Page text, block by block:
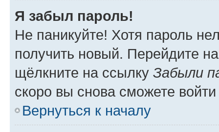
Я забыл пароль!
Не паникуйте! Хотя пароль
получить новый. Перейдите
щёлкните на ссылку Забыли
скоро вы снова сможете
Вернуться к началу